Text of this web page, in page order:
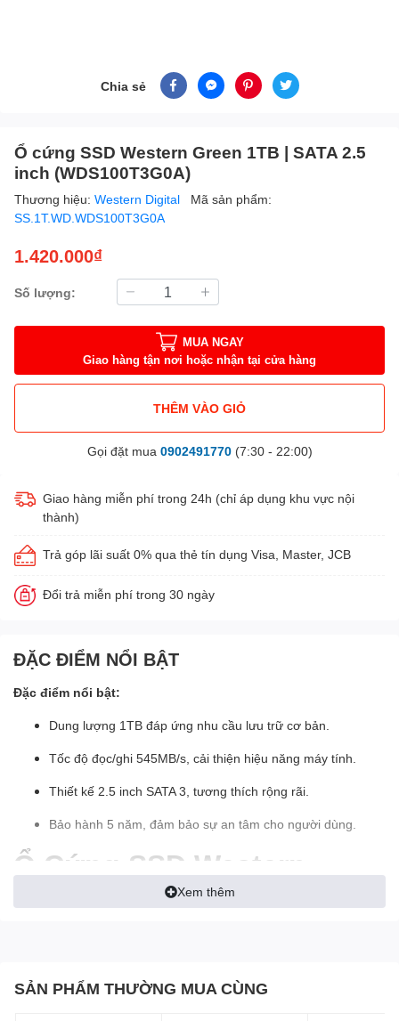
Chia sẻ
Ổ cứng SSD Western Green 1TB | SATA 2.5
inch (WDS100T3G0A)
Thương hiệu: Western Digital
Mã sản phẩm:
SS.1T.WD.WDS100T3G0A
1.420.000₫
Số lượng:
MUA NGAY
Giao hàng tận nơi hoặc nhận tại cửa hàng
THÊM VÀO GIỎ
Gọi đặt mua 0902491770(7:30 - 22:00)
Giao hàng miễn phí trong 24h (chỉ áp dụng khu vực nội
thành)
Trả góp lãi suất 0% qua thẻ tín dụng Visa, Master, JCB
Đổi trả miễn phí trong 30 ngày
ĐẶC ĐIỂM NỔI BẬT
Đặc điểm nổi bật:
Dung lượng 1TB đáp ứng nhu cầu lưu trữ cơ bản.
Tốc độ đọc/ghi 545MB/s, cải thiện hiệu năng máy tính.
Thiết kế 2.5 inch SATA 3, tương thích rộng rãi.
Bảo hành 5 năm, đảm bảo sự an tâm cho người dùng.
Ổ Cứng SSD Western
Digital Green 1TB SATA:
Ổ cứng SSD Western Green 1TB là sản phẩm lý tưởng cho
Xem thêm
SẢN PHẨM THƯỜNG MUA CÙNG